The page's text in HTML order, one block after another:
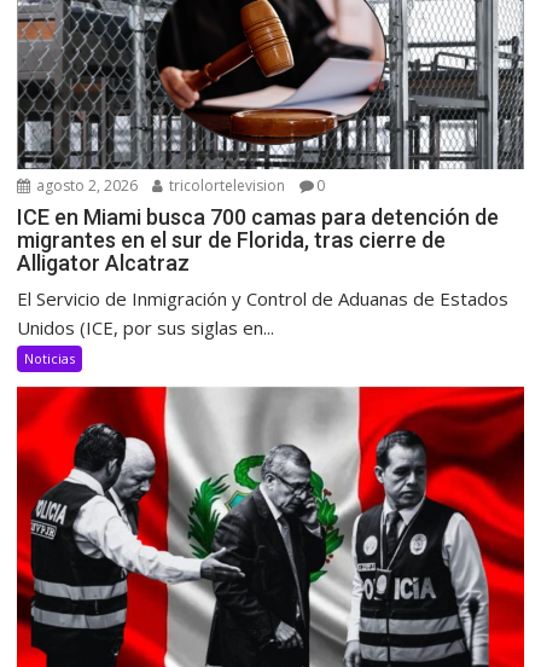
agosto 2, 2026 tricolortelevision 0
ICE en Miami busca 700 camas para detención de
migrantes en el sur de Florida, tras cierre de
Alligator Alcatraz
El Servicio de Inmigración y Control de Aduanas de Estados
Unidos (ICE, por sus siglas en...
Noticias